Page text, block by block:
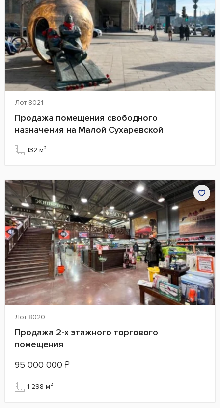
Лот 8021
Продажа помещения свободного
назначения на Малой Сухаревской
132 м²
Лот 8020
Продажа 2-х этажного торгового
помещения
95 000 000 ₽
1 298 м²